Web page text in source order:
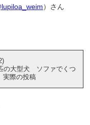
）さん
の大型犬 ソファでくつ
際の投稿